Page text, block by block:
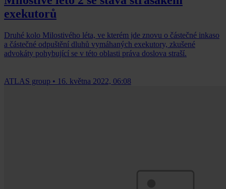
exekutorů
Druhé kolo Milostivého léta, ve kterém jde znovu o částečné inkaso
a částečné odpuštění dluhů vymáhaných exekutory, zkušené
advokáty pohybující se v této oblasti práva doslova straší.
ATLAS group • 16. května 2022, 06:08